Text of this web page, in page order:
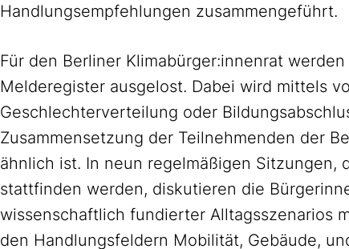
Handlungsempfehlungen zusammengeführt.
Für den Berliner Klimabürger:innenrat
Melderegister ausgelost. Dabei wird mittels
Geschlechterverteilung oder
Zusammensetzung der Teilnehmenden der
ähnlich ist. In neun regelmäßigen Sitzungen,
stattfinden werden, diskutieren die
wissenschaftlich fundierter Alltagsszenarios
den Handlungsfeldern Mobilität, Gebäude,